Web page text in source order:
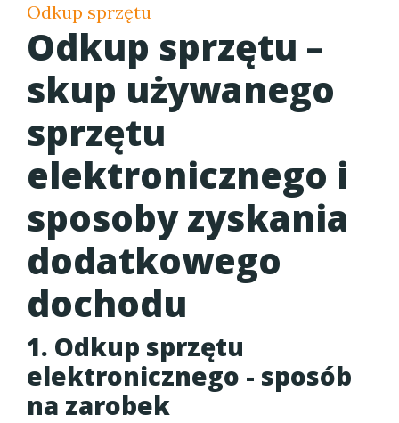
Odkup sprzętu
Odkup sprzętu –
skup używanego
sprzętu
elektronicznego i
sposoby zyskania
dodatkowego
dochodu
1. Odkup sprzętu
elektronicznego - sposób
na zarobek